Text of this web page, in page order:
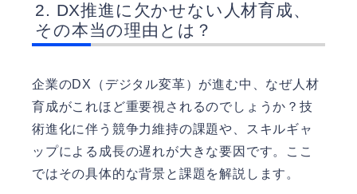
DX推進に欠かせない人材育成、
その本当の理由とは？
企業のDX（デジタル変革）が進む中、なぜ人材
育成がこれほど重要視されるのでしょうか？技
術進化に伴う競争力維持の課題や、スキルギャ
ップによる成長の遅れが大きな要因です。ここ
ではその具体的な背景と課題を解説します。